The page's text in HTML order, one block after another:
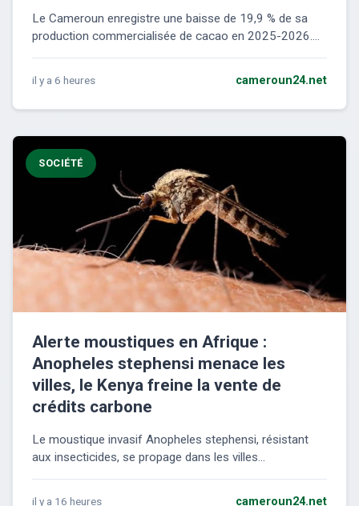
Le Cameroun enregistre une baisse de 19,9 % de sa
production commercialisée de cacao en 2025-2026....
il y a 6 heures cameroun24.net
SOCIÉTÉ
Alerte moustiques en Afrique :
Anopheles stephensi menace les
villes, le Kenya freine la vente de
crédits carbone
Le moustique invasif Anopheles stephensi, résistant
aux insecticides, se propage dans les villes...
il y a 16 heures cameroun24.net